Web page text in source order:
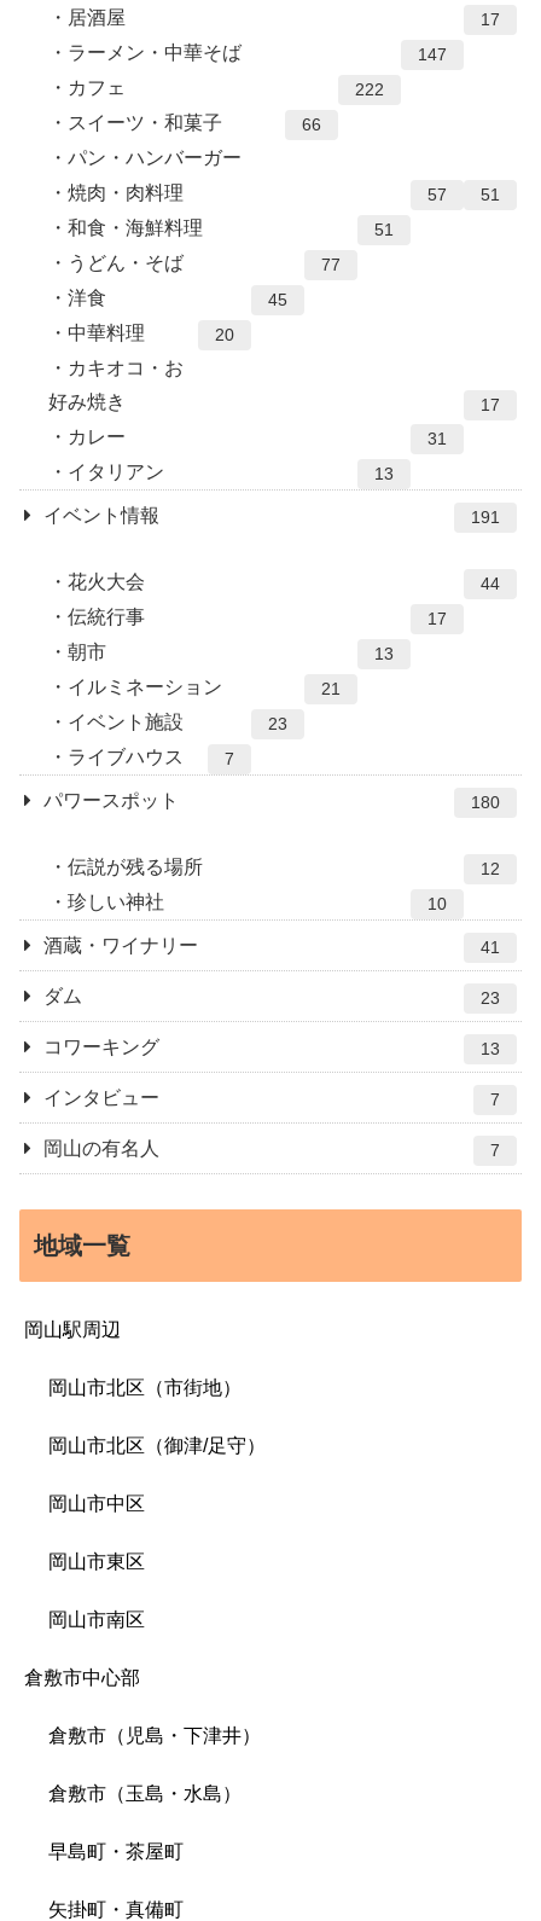
居酒屋 17
ラーメン・中華そば 147
カフェ 222
スイーツ・和菓子 66
パン・ハンバーガー
51
焼肉・肉料理 57
和食・海鮮料理 51
うどん・そば 77
洋食 45
中華料理 20
カキオコ・お
好み焼き
17
カレー 31
イタリアン 13
イベント情報 191
花火大会 44
伝統行事 17
朝市 13
イルミネーション 21
イベント施設 23
ライブハウス 7
パワースポット 180
伝説が残る場所 12
珍しい神社 10
酒蔵・ワイナリー 41
ダム 23
コワーキング 13
インタビュー 7
岡山の有名人 7
地域一覧
岡山駅周辺
岡山市北区（市街地）
岡山市北区（御津/足守）
岡山市中区
岡山市東区
岡山市南区
倉敷市中心部
倉敷市（児島・下津井）
倉敷市（玉島・水島）
早島町・茶屋町
矢掛町・真備町